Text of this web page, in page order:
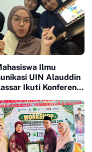
Ilmu
UIN Alauddin
Ikuti Konferensi
Daring